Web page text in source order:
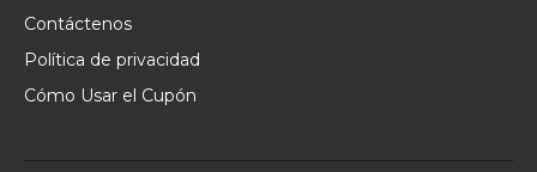
Contáctenos
Política de privacidad
Cómo Usar el Cupón